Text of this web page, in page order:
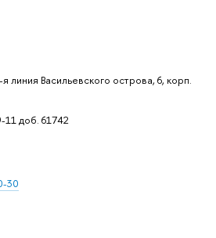
линия Васильевского острова, 6, корп.
доб. 61742
30